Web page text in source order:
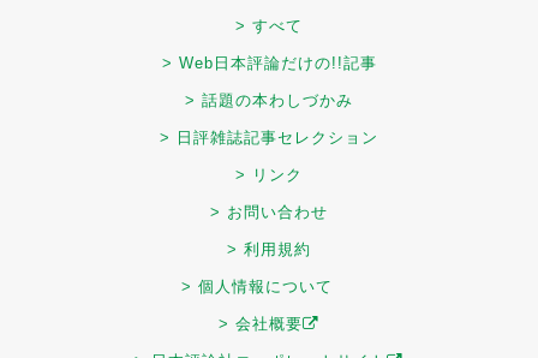
> すべて
> Web日本評論だけの!!記事
> 話題の本わしづかみ
> 日評雑誌記事セレクション
> リンク
> お問い合わせ
> 利用規約
> 個人情報について
> 会社概要